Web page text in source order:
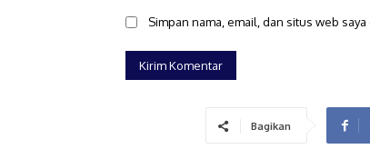
Simpan nama, email, dan situs web
Bagikan